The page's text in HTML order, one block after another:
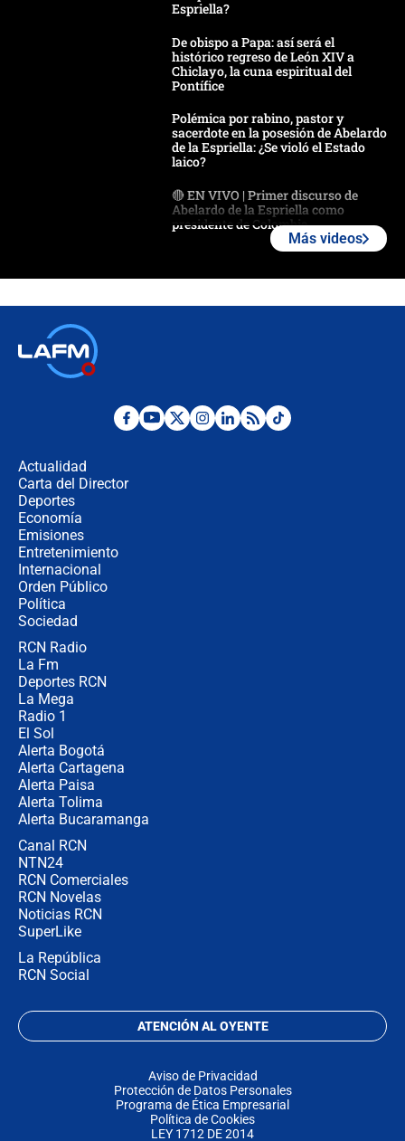
Espriella?
De obispo a Papa: así será el
histórico regreso de León XIV a
Chiclayo, la cuna espiritual del
Pontífice
Polémica por rabino, pastor y
sacerdote en la posesión de Abelardo
de la Espriella: ¿Se violó el Estado
laico?
🔴 EN VIVO | Primer discurso de
Abelardo de la Espriella como
presidente de Colombia
Desde dermatitis hasta infecciones:
Más videos
Actualidad
Carta del Director
Deportes
Economía
Emisiones
Entretenimiento
Internacional
Orden Público
Política
Sociedad
RCN Radio
La Fm
Deportes RCN
La Mega
Radio 1
El Sol
Alerta Bogotá
Alerta Cartagena
Alerta Paisa
Alerta Tolima
Alerta Bucaramanga
Canal RCN
NTN24
RCN Comerciales
RCN Novelas
Noticias RCN
SuperLike
La República
RCN Social
ATENCIÓN AL OYENTE
Aviso de Privacidad
Protección de Datos Personales
Programa de Ética Empresarial
Política de Cookies
LEY 1712 DE 2014